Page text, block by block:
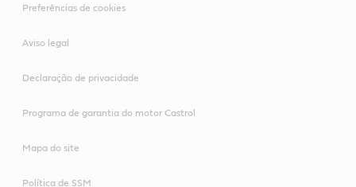
Preferências de cookies
Aviso legal
Declaração de privacidade
Programa de garantia do motor Castrol
Mapa do site
Política de SSM